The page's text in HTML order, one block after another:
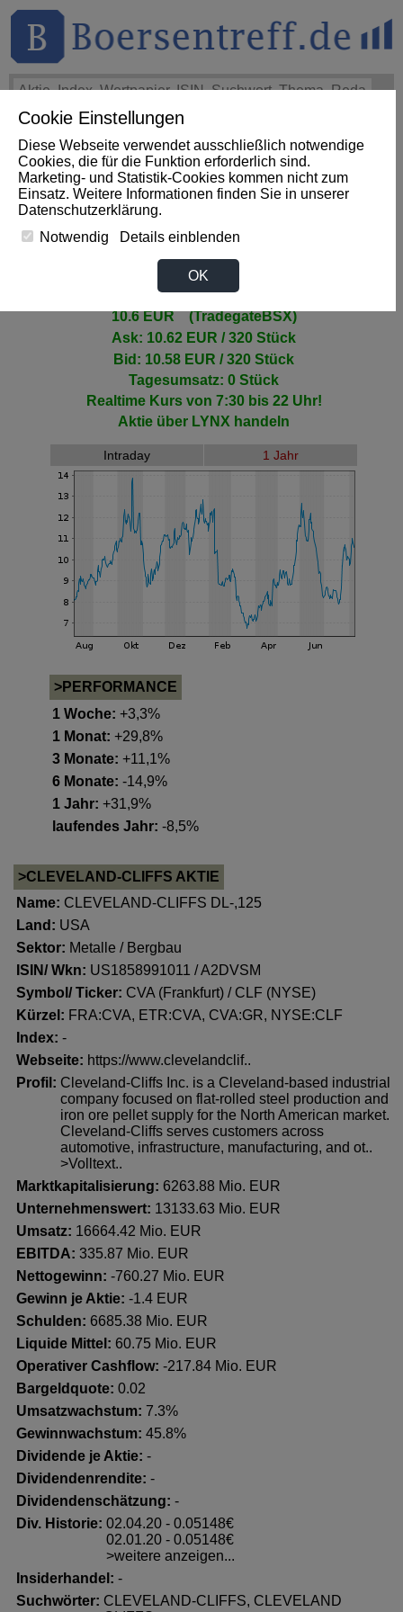
Cookie Einstellungen
Diese Webseite verwendet ausschließlich notwendige
Cookies, die für die Funktion erforderlich sind.
Marketing- und Statistik-Cookies kommen nicht zum
Einsatz. Weitere Informationen finden Sie in unserer
Datenschutzerklärung.
Notwendig
Details einblenden
OK
THEMEN HOT-STOCKS
Insiderhandel News zur
CLEVELAND-CLIFFS Aktie
10.6 EUR (TradegateBSX)
Ask: 10.62 EUR / 320 Stück
Bid: 10.58 EUR / 320 Stück
Tagesumsatz: 0 Stück
Realtime Kurs von 7:30 bis 22 Uhr!
Aktie über LYNX handeln
Intraday 1 Jahr
>PERFORMANCE
1 Woche: +3,3%
1 Monat: +29,8%
3 Monate: +11,1%
6 Monate: -14,9%
1 Jahr: +31,9%
laufendes Jahr: -8,5%
>CLEVELAND-CLIFFS AKTIE
Name: CLEVELAND-CLIFFS DL-,125
Land: USA
Sektor: Metalle / Bergbau
ISIN/ Wkn: US1858991011 / A2DVSM
Symbol/ Ticker: CVA (Frankfurt) / CLF (NYSE)
Kürzel: FRA:CVA, ETR:CVA, CVA:GR, NYSE:CLF
Index: -
Webseite: https://www.clevelandclif..
Profil: Cleveland-Cliffs Inc. is a Cleveland-based industrial
company focused on flat-rolled steel production and
iron ore pellet supply for the North American market.
Cleveland-Cliffs serves customers across
automotive, infrastructure, manufacturing, and ot..
>Volltext..
Marktkapitalisierung: 6263.88 Mio. EUR
Unternehmenswert: 13133.63 Mio. EUR
Umsatz: 16664.42 Mio. EUR
EBITDA: 335.87 Mio. EUR
Nettogewinn: -760.27 Mio. EUR
Gewinn je Aktie: -1.4 EUR
Schulden: 6685.38 Mio. EUR
Liquide Mittel: 60.75 Mio. EUR
Operativer Cashflow: -217.84 Mio. EUR
Bargeldquote: 0.02
Umsatzwachstum: 7.3%
Gewinnwachstum: 45.8%
Dividende je Aktie: -
Dividendenrendite: -
Dividendenschätzung: -
Div. Historie: 02.04.20 - 0.05148€
02.01.20 - 0.05148€
>weitere anzeigen...
Insiderhandel : -
Suchwörter: CLEVELAND-CLIFFS, CLEVELAND